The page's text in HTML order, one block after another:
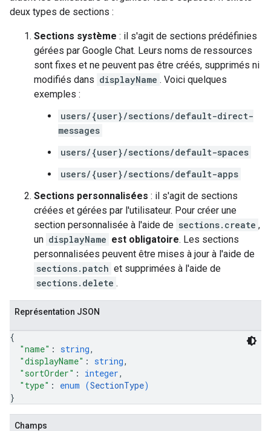
deux types de sections :
Sections système : il s'agit de sections prédéfinies
gérées par Google Chat. Leurs noms de ressources
sont fixes et ne peuvent pas être créés, supprimés ni
modifiés dans displayName . Voici quelques
exemples :
users/{user}/sections/default-direct-
messages
users/{user}/sections/default-spaces
users/{user}/sections/default-apps
Sections personnalisées : il s'agit de sections
créées et gérées par l'utilisateur. Pour créer une
section personnalisée à l'aide de sections.create ,
un displayName est obligatoire. Les sections
personnalisées peuvent être mises à jour à l'aide de
sections.patch et supprimées à l'aide de
sections.delete .
Représentation JSON
{
"name" : string,
"displayName" : string,
"sortOrder" : integer,
"type" : enum (SectionType)
}
Champs